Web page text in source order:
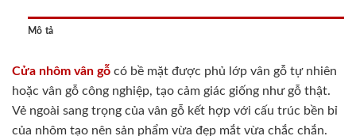
Mô tả
Cửa nhôm vân gỗ có bề mặt được phủ lớp vân gỗ tự nhiên
hoặc vân gỗ công nghiệp, tạo cảm giác giống như gỗ thật.
Vẻ ngoài sang trọng của vân gỗ kết hợp với cấu trúc bền bỉ
của nhôm tạo nên sản phẩm vừa đẹp mắt vừa chắc chắn.